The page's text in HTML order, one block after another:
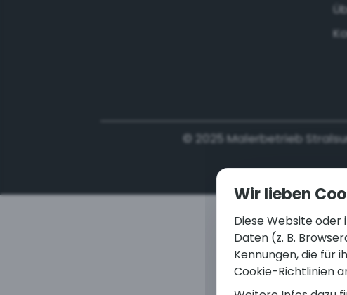
© 2025 Malerbetrieb
Wir lieben
Diese Website
Daten (z. B.
Kennungen, die für
Cookie-Richtlinien